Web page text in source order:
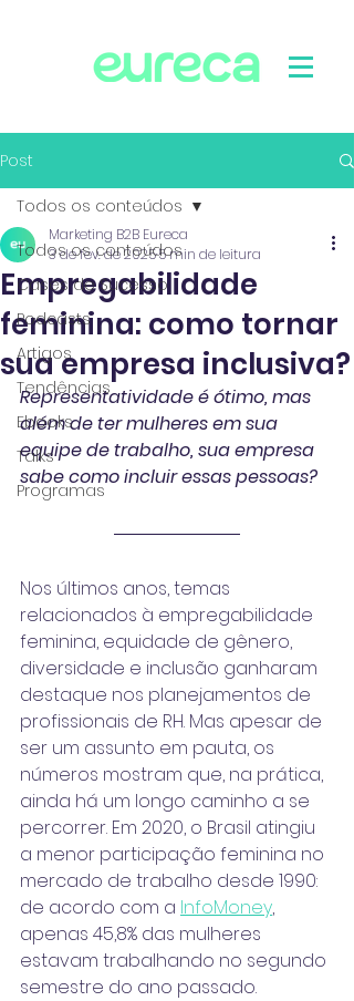
Post
Todos os conteúdos
Cases de Sucesso
Podcasts
Artigos
Tendências
Ebooks
Talks
Programas
Todos os conteúdos
Empregabilidade
feminina: como tornar
sua empresa inclusiva?
Marketing B2B Eureca
3 de fev. de 20255 min de leitura
Representatividade é ótimo, mas
além de ter mulheres em sua
equipe de trabalho, sua empresa
sabe como incluir essas pessoas?
Nos últimos anos, temas
relacionados à empregabilidade
feminina, equidade de gênero,
diversidade e inclusão ganharam
destaque nos planejamentos de
profissionais de RH. Mas apesar de
ser um assunto em pauta, os
números mostram que, na prática,
ainda há um longo caminho a se
percorrer. Em 2020, o Brasil atingiu
a menor participação feminina no
mercado de trabalho desde 1990:
de acordo com a InfoMoney,
apenas 45,8% das mulheres
estavam trabalhando no segundo
semestre do ano passado.